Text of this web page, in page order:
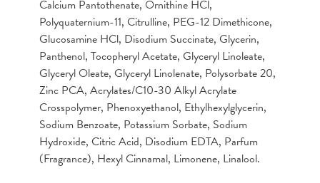
Calcium Pantothenate, Ornithine HCl,
Polyquaternium-11, Citrulline, PEG-12 Dimethicone,
Glucosamine HCl, Disodium Succinate, Glycerin,
Panthenol, Tocopheryl Acetate, Glyceryl Linoleate,
Glyceryl Oleate, Glyceryl Linolenate, Polysorbate 20,
Zinc PCA, Acrylates/C10-30 Alkyl Acrylate
Crosspolymer, Phenoxyethanol, Ethylhexylglycerin,
Sodium Benzoate, Potassium Sorbate, Sodium
Hydroxide, Citric Acid, Disodium EDTA, Parfum
(Fragrance), Hexyl Cinnamal, Limonene, Linalool.